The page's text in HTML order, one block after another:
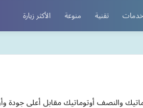
خدمات تقنية منوعة الأكثر زيارة
والنصف أوتوماتيك مقابل أعلى جودة